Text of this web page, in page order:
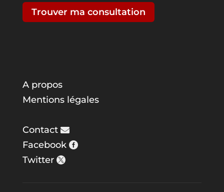
Trouver ma consultation
A propos
Mentions légales
Contact
Facebook
Twitter